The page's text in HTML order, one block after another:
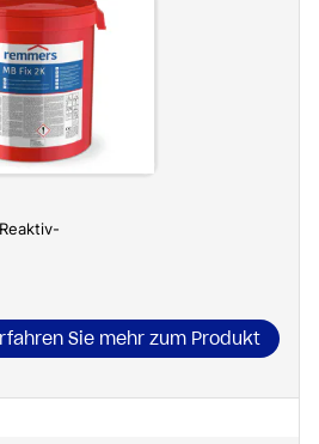
Sie mehr zum Produkt